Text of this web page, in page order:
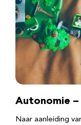
Autonomie –
Naar aanleiding